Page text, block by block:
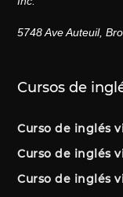
5748 Ave Auteuil,
Cursos de
Curso de inglés
Curso de inglés
Curso de inglés